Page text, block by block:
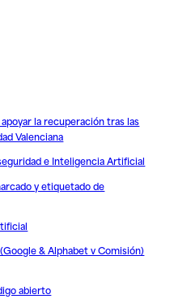
la recuperación tras las
Valenciana
e Inteligencia Artificial
y etiquetado de
& Alphabet v Comisión)
abierto